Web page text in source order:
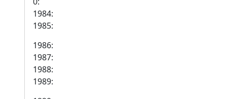
1984:
1985:
1986:
1987:
1988:
1989: